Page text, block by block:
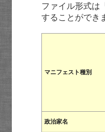
ファイル形式は
することができ
マニフェスト種別
政治家名